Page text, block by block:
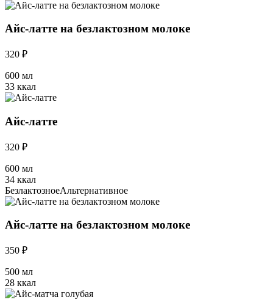
Айс-латте на безлактозном молоке
320 ₽
600 мл
33 ккал
Айс-латте
320 ₽
600 мл
34 ккал
БезлактозноеАльтернативное
Айс-латте на безлактозном молоке
350 ₽
500 мл
28 ккал